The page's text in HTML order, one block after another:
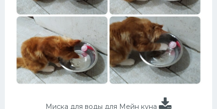
Миска для воды для Мейн куна